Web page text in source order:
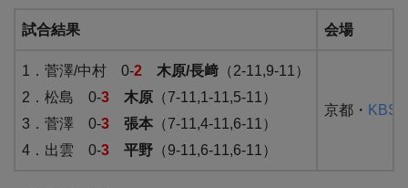
試合結果 会場
1．菅澤/中村 0-2 木原/長﨑 （2-11,9-11）
2．松島 0-3 木原 （7-11,1-11,5-11）
3．菅澤 0-3 張本 （7-11,4-11,6-11）
4．出雲 0-3 平野 （9-11,6-11,6-11）
京都・ KBS